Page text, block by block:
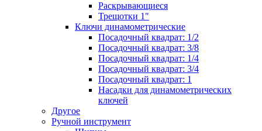
Раскрывающиеся
Трещотки 1"
Ключи динамометрические
Посадочный квадрат: 1/2
Посадочный квадрат: 3/8
Посадочный квадрат: 1/4
Посадочный квадрат: 3/4
Посадочный квадрат: 1
Насадки для динамометрических
ключей
Другое
Ручной инструмент